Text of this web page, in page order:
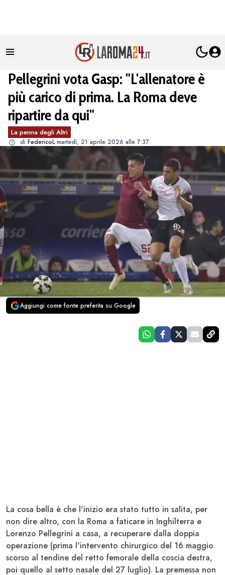
Pellegrini vota Gasp: "L'allenatore è
più carico di prima. La Roma deve
ripartire da qui"
La penna degli Altri
di FedericoL martedì, 21 aprile 2026 alle 7:37
Aggiungi come fonte preferita su Google
La cosa bella è che l'inizio era stato tutto in salita, per
non dire altro, con la Roma a faticare in Inghilterra e
Lorenzo Pellegrini a casa, a recuperare dalla doppia
operazione (prima l'intervento chirurgico del 16 maggio
scorso al tendine del retto femorale della coscia destra,
poi quello al setto nasale del 27 luglio). La premessa non